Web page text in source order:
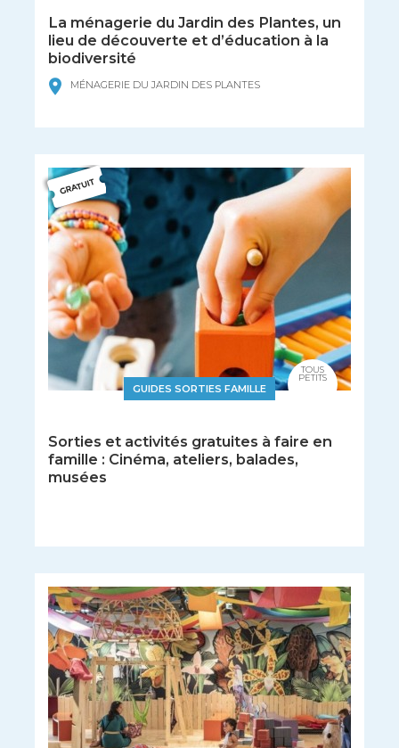
La ménagerie du Jardin des Plantes, un
lieu de découverte et d’éducation à la
biodiversité
MÉNAGERIE DU JARDIN DES PLANTES
GUIDES SORTIES FAMILLE
Sorties et activités gratuites à faire en
famille : Cinéma, ateliers, balades,
musées
TOUS
PETITS